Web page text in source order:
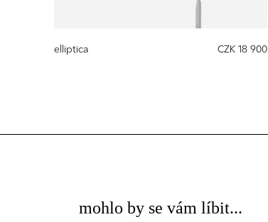
elliptica CZK 18 900
mohlo by se vám líbit...